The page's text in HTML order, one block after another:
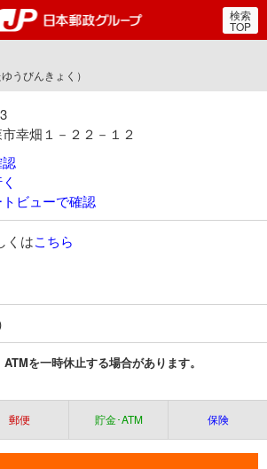
郵便局・日本郵政グルー
検索
TOP
うびんきょく）
幸畑１－２２－１２
ビューで確認
くはこちら
を一時休止する場合があります。
郵便 貯金･ATM 保険